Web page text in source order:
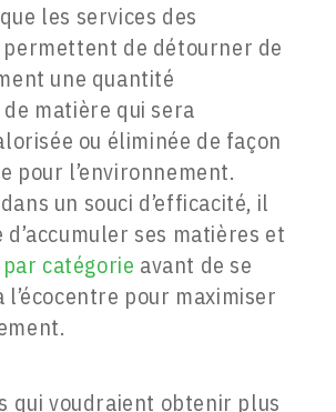
les services des
de détourner de
une quantité
matière qui sera
ou éliminée de façon
pour l’environnement.
un souci d’efficacité, il
d’accumuler ses matières et
catégorie avant de se
pour maximiser
qui voudraient obtenir plus